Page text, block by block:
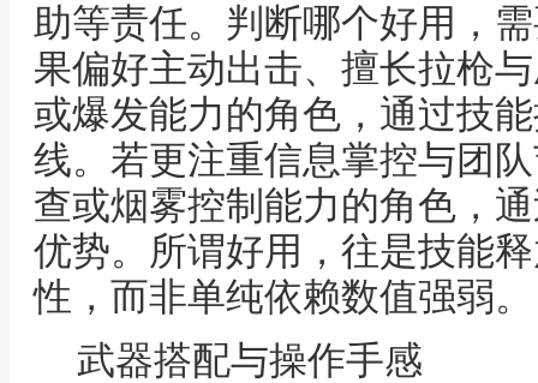
助等责任。判断哪个好用，
果偏好主动出击、擅长拉枪
或爆发能力的角色，通过技
线。若更注重信息掌控与团
查或烟雾控制能力的角色，
优势。所谓好用，往是技能
性，而非单纯依赖数值强弱。
武器搭配与操作手感